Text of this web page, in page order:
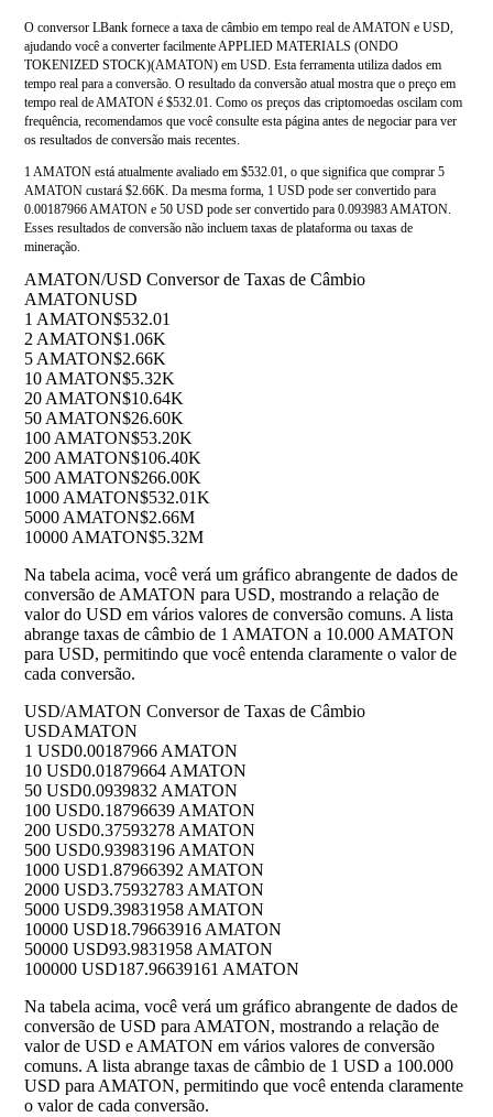
O conversor LBank fornece a taxa de câmbio em tempo real de AMATON e USD,
ajudando você a converter facilmente APPLIED MATERIALS (ONDO
TOKENIZED STOCK)(AMATON) em USD. Esta ferramenta utiliza dados em
tempo real para a conversão. O resultado da conversão atual mostra que o preço em
tempo real de AMATON é $532.01. Como os preços das criptomoedas oscilam com
frequência, recomendamos que você consulte esta página antes de negociar para ver
os resultados de conversão mais recentes.
1 AMATON está atualmente avaliado em $532.01, o que significa que comprar 5
AMATON custará $2.66K. Da mesma forma, 1 USD pode ser convertido para
0.00187966 AMATON e 50 USD pode ser convertido para 0.093983 AMATON.
Esses resultados de conversão não incluem taxas de plataforma ou taxas de
mineração.
AMATON/USD Conversor de Taxas de Câmbio
AMATONUSD
1 AMATON$532.01
2 AMATON$1.06K
5 AMATON$2.66K
10 AMATON$5.32K
20 AMATON$10.64K
50 AMATON$26.60K
100 AMATON$53.20K
200 AMATON$106.40K
500 AMATON$266.00K
1000 AMATON$532.01K
5000 AMATON$2.66M
10000 AMATON$5.32M
Na tabela acima, você verá um gráfico abrangente de dados de
conversão de AMATON para USD, mostrando a relação de
valor do USD em vários valores de conversão comuns. A lista
abrange taxas de câmbio de 1 AMATON a 10.000 AMATON
para USD, permitindo que você entenda claramente o valor de
cada conversão.
USD/AMATON Conversor de Taxas de Câmbio
USDAMATON
1 USD0.00187966 AMATON
10 USD0.01879664 AMATON
50 USD0.0939832 AMATON
100 USD0.18796639 AMATON
200 USD0.37593278 AMATON
500 USD0.93983196 AMATON
1000 USD1.87966392 AMATON
2000 USD3.75932783 AMATON
5000 USD9.39831958 AMATON
10000 USD18.79663916 AMATON
50000 USD93.9831958 AMATON
100000 USD187.96639161 AMATON
Na tabela acima, você verá um gráfico abrangente de dados de
conversão de USD para AMATON, mostrando a relação de
valor de USD e AMATON em vários valores de conversão
comuns. A lista abrange taxas de câmbio de 1 USD a 100.000
USD para AMATON, permitindo que você entenda claramente
o valor de cada conversão.